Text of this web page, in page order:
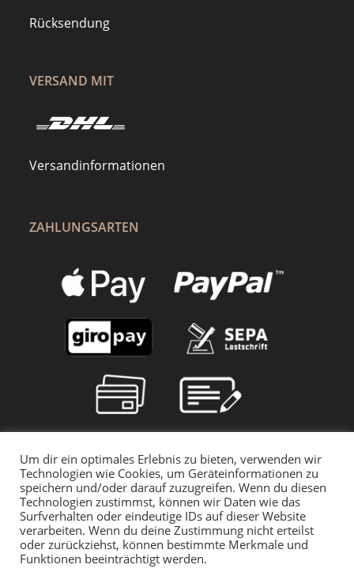
Rücksendung
VERSAND MIT
Versandinformationen
ZAHLUNGSARTEN
Um dir ein optimales Erlebnis zu bieten, verwenden wir
Technologien wie Cookies, um Geräteinformationen zu
speichern und/oder darauf zuzugreifen. Wenn du diesen
Technologien zustimmst, können wir Daten wie das
Surfverhalten oder eindeutige IDs auf dieser Website
verarbeiten. Wenn du deine Zustimmung nicht erteilst
oder zurückziehst, können bestimmte Merkmale und
Funktionen beeinträchtigt werden.